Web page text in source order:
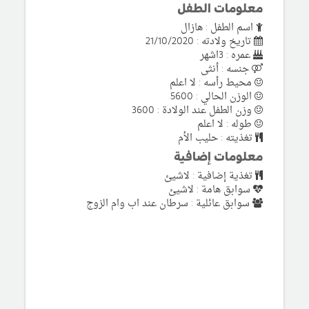
معلومات الطفل
اسم الطفل : هازال
تاريخ ولادته : 21/10/2020
عمره : 3اشهر
جنسه : أنثى
محيط رأسه : لا اعلم
الوزن الحالي : 5600
وزن الطفل عند الولادة : 3600
طوله : لا اعلم
تغذيته : حليب الأم
معلومات إضافية
تغذية إضافية : لاشيئ
سوابق هامة : لاشيئ
سوابق عائلية : سرطان عند اب وام الزوج